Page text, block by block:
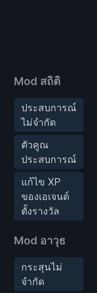
Mod สถิติ
ประสบการณ์
ไม่จำกัด
ตัวคูณ
ประสบการณ์
แก้ไข XP
ของเอเจนต์
ตั้งรางวัล
Mod อาวุธ
กระสุนไม่
จำกัด